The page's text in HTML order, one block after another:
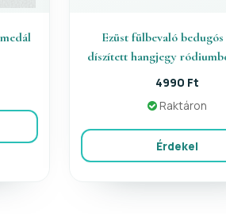
Ezüst fülbevaló
díszített hangjegy
4990 Ft
Raktáron
Érdekel